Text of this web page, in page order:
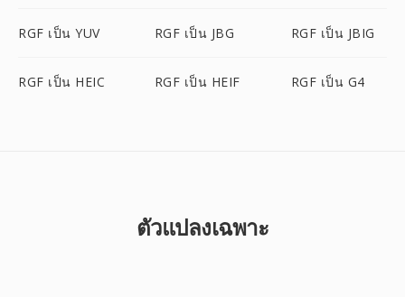
RGF เป็น YUV RGF เป็น JBG RGF เป็น JBIG
RGF เป็น HEIC RGF เป็น HEIF RGF เป็น G4
ตัวแปลงเฉพาะ